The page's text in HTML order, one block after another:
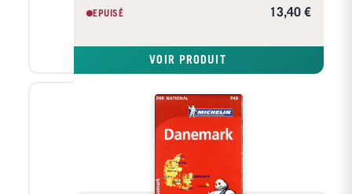
EPUISÉ
13,40 €
VOIR PRODUIT